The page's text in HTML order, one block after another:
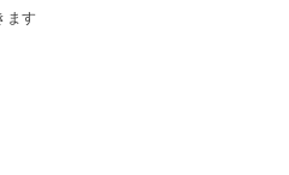
ます